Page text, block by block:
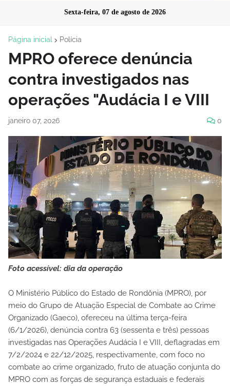
Sexta-feira, 07 de agosto de 2026
Página inicial Polícia
MPRO oferece denúncia
contra investigados nas
operações "Audácia I e VIII
janeiro 07, 2026 0
Foto acessível: dia da operação
O Ministério Público do Estado de Rondônia (MPRO), por
meio do Grupo de Atuação Especial de Combate ao Crime
Organizado (Gaeco), ofereceu na última terça-feira
(6/1/2026), denúncia contra 63 (sessenta e três) pessoas
investigadas nas Operações Audácia I e VIII, deflagradas em
7/2/2024 e 22/12/2025, respectivamente, com foco no
combate ao crime organizado, fruto de atuação conjunta do
MPRO com as forças de segurança estaduais e federais